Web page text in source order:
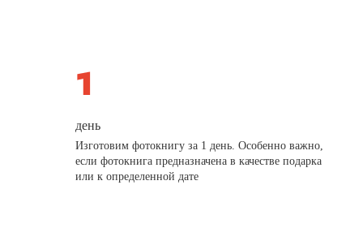
день
Изготовим фотокнигу за 1 день. Особенно важно,
если фотокнига предназначена в качестве подарка
или к определенной дате